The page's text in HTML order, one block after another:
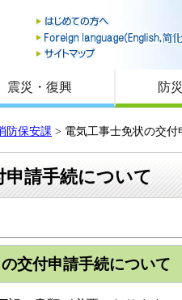
震災・復興 防
防保安課 > 電気工事士免状の交付
申請手続について
交付申請手続について